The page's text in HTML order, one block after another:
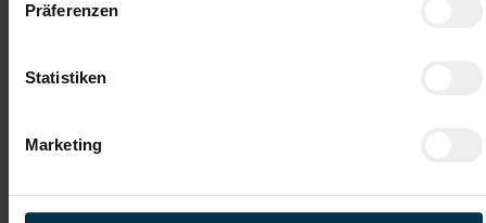
Präferenzen
Statistiken
Marketing
Ich habe dieDatenschutzerklärunggelesen und verstanden